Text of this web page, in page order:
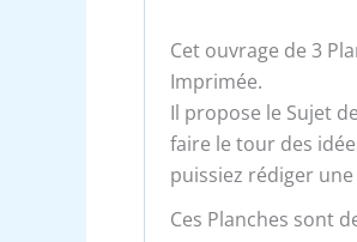
Cet ouvrage de 3
Imprimée.
Il propose le Sujet
faire le tour des
puissiez rédiger
Ces Planches sont